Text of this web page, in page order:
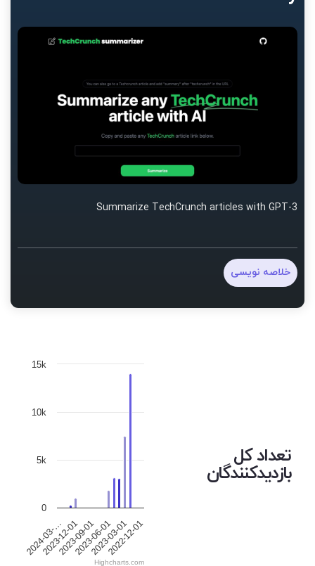
Summarize TechCrunch articles with GPT-3
خلاصه نویسی
تعداد کل
بازدیدکنندگان
2024-03-…
2023-12-01
2023-09-01
2023-06-01
2023-03-01
2022-12-01
0
5k
10k
15k
Highcharts.com